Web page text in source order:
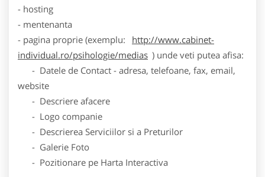
- hosting
- mentenanta
- pagina proprie (exemplu:
http://www.cabinet-
individual.ro/psihologie/medias ) unde veti putea afisa:
- Datele de Contact - adresa, telefoane, fax, email,
website
- Descriere afacere
- Logo companie
- Descrierea Serviciilor si a Preturilor
- Galerie Foto
- Pozitionare pe Harta Interactiva